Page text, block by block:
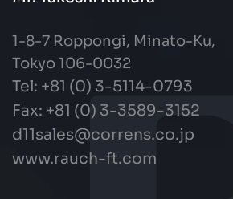
1-8-7 Roppongi, Minato-Ku,
Tokyo 106-0032
Tel: +81 (0) 3-5114-0793
Fax: +81 (0) 3-3589-3152
d11sales@correns.co.jp
www.rauch-ft.com